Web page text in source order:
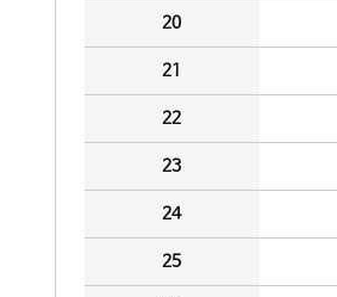
20
21
22
23
24
25